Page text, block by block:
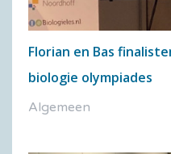
Florian en Bas
biologie olympiades
Algemeen